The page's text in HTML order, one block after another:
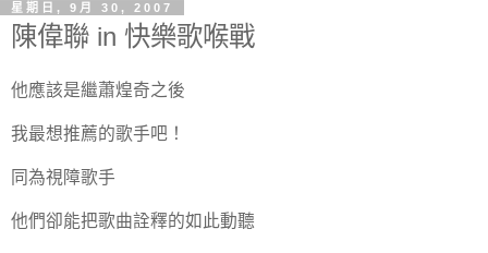
星期日, 9月 30, 2007
陳偉聯 in 快樂歌喉戰
他應該是繼蕭煌奇之後
我最想推薦的歌手吧！
同為視障歌手
他們卻能把歌曲詮釋的如此動聽